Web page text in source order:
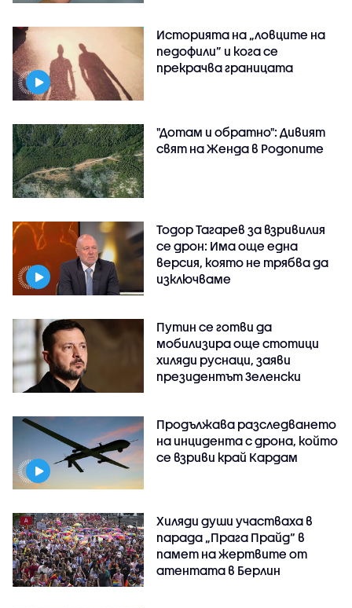
Историята на „ловците на
педофили” и кога се
прекрачва границата
"Дотам и обратно": Дивият
свят на Женда в Родопите
Тодор Тагарев за взривилия
се дрон: Има още една
версия, която не трябва да
изключваме
Путин се готви да
мобилизира още стотици
хиляди руснаци, заяви
президентът Зеленски
Продължава разследването
на инцидента с дрона, който
се взриви край Кардам
Хиляди души участваха в
парада „Прага Прайд“ в
памет на жертвите от
атентата в Берлин